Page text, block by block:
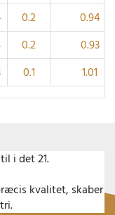
0.2
0.94
0.2
0.93
0.1 1.01
i det 21.
kvalitet, skaber